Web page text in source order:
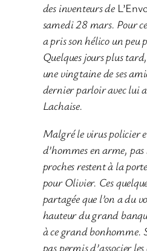
des inventeurs de
samedi 28 mars. Pour
a pris son hélico un peu
Quelques jours plus
une vingtaine de ses
dernier parloir avec lui
Lachaise.
Malgré le virus policier
d’hommes en arme, pas
proches restent à la
pour Olivier. Ces
partagée que l’on a du
hauteur du grand
à ce grand bonhomme.
pas permis d’associer